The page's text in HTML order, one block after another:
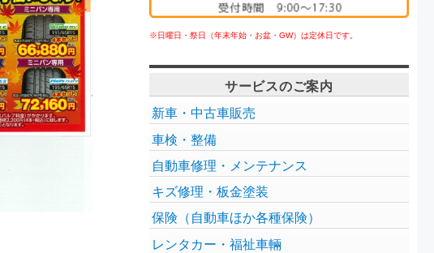
※日曜日・祭日（年末年始・お盆・GW）は定休日です。
サービスのご案内
新車・中古車販売
車検・整備
自動車修理・メンテナンス
キズ修理・板金塗装
保険（自動車ほか各種保険）
レンタカー・福祉車輛